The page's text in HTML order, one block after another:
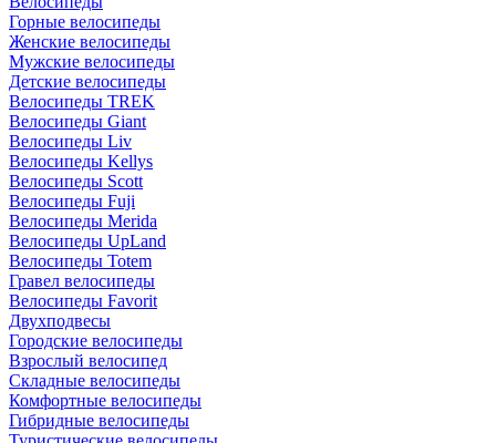
Горные велосипеды
Женские велосипеды
Мужские велосипеды
Детские велосипеды
Велосипеды TREK
Велосипеды Giant
Велосипеды Liv
Велосипеды Kellys
Велосипеды Scott
Велосипеды Fuji
Велосипеды Merida
Велосипеды UpLand
Велосипеды Totem
Гравел велосипеды
Велосипеды Favorit
Двухподвесы
Городские велосипеды
Взрослый велосипед
Складные велосипеды
Комфортные велосипеды
Гибридные велосипеды